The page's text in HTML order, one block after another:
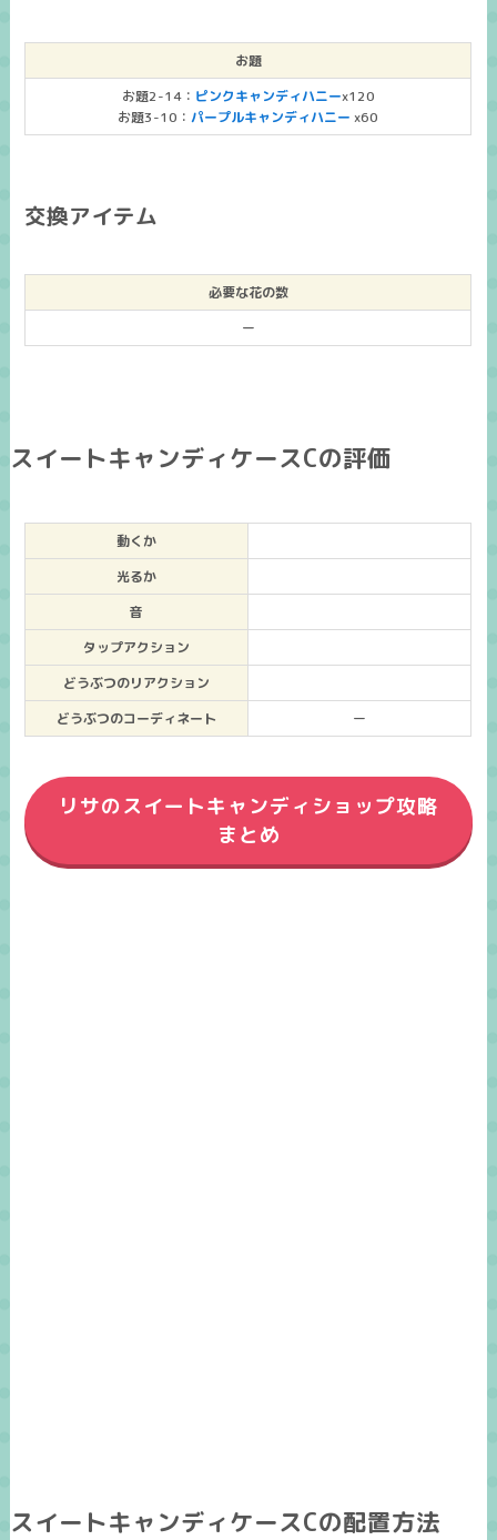
お題
お題2-14： ピンクキャンディハニーx120
お題3-10：パープルキャンディハニー x60
交換アイテム
必要な花の数
ー
スイートキャンディケースCの評価
動くか
光るか
音
タップアクション
どうぶつのリアクション
どうぶつのコーディネート
ー
リサのスイートキャンディショップ攻略
まとめ
スイートキャンディケースCの配置方法